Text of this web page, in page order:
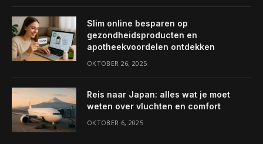
Slim online besparen op
gezondheidsproducten en
apotheekvoordelen ontdekken
OKTOBER 26, 2025
Reis naar Japan: alles wat je moet
weten over vluchten en comfort
OKTOBER 6, 2025